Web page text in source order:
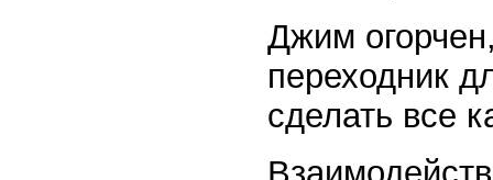
Джим
переходник
сделать все